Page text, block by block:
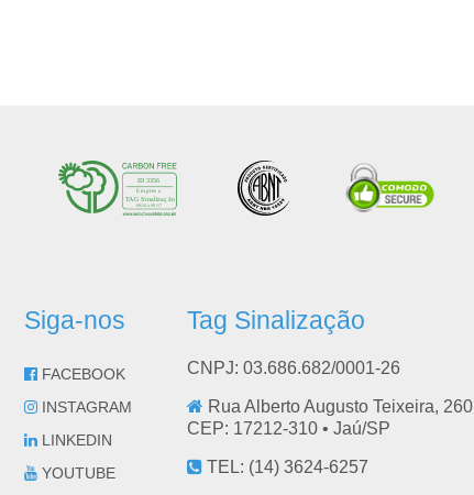
Siga-nos
FACEBOOK
INSTAGRAM
LINKEDIN
YOUTUBE
Tag Sinalização
CNPJ: 03.686.682/0001-26
Rua Alberto Augusto Teixeira, 260
CEP: 17212-310 • Jaú/SP
TEL: (14) 3624-6257